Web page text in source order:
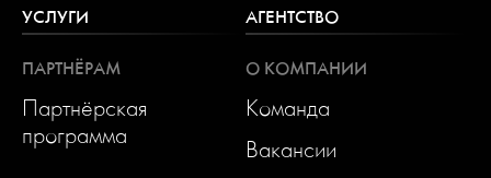
УСЛУГИ
ПАРТНЁРАМ
Партнёрская
программа
АГЕНТСТВО
О КОМПАНИИ
Команда
Вакансии